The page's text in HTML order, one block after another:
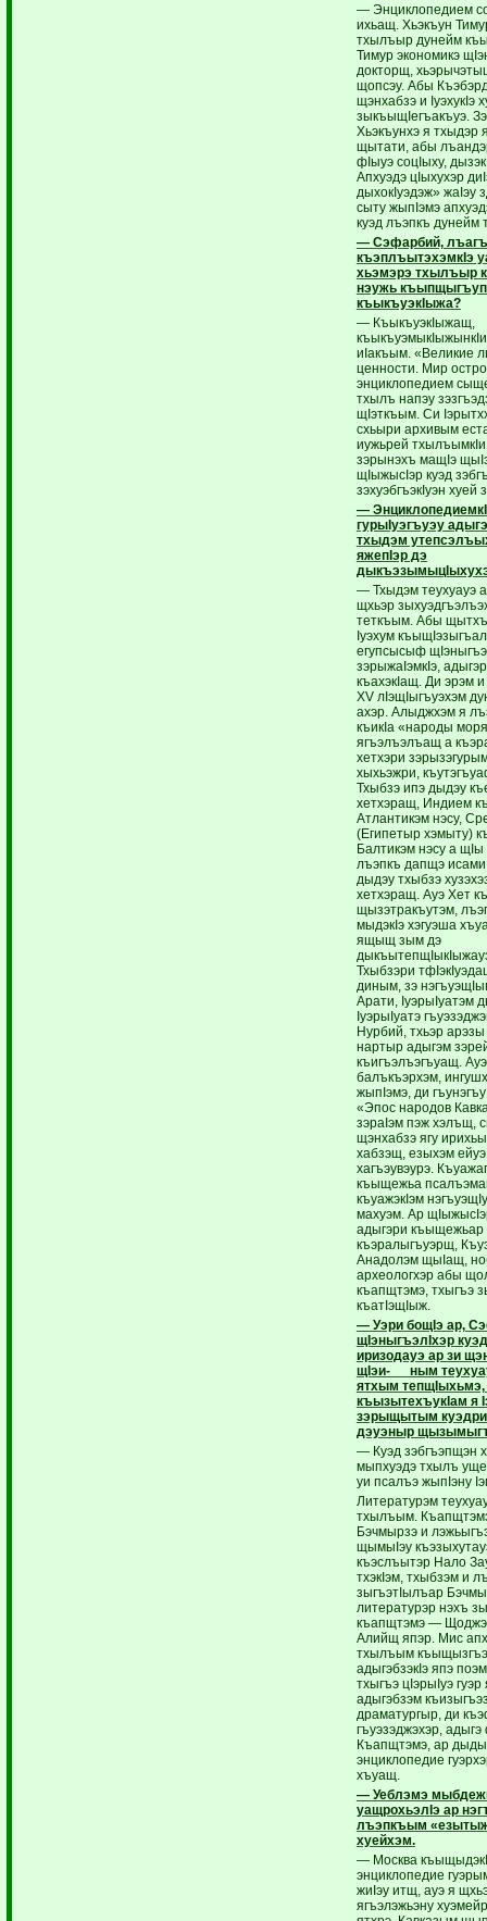
— Энциклопедием
ихьащ. Хьэкъун
тхылъыр дунейм
Тимур экономикэ
докторщ,
щопсэу. Абы
щэнхабзэ и IуэхукIэ
зыкъыщIегъакъуэ.
Хьэкъунхэ я тхыдэр
щытати, абы
фIыуэ соцIыху,
Апхуэдэ цIыхухэр
дыхокIуэдэж» жаIэу
сыту жыпIэмэ
куэд лъэпкъ дунейм
— Сэфарбий,
къэплъытэхэмкIэ
хьэмэрэ тхылъыр
нэужь
къыкъуэкIыжа?
— КъыкъуэкIыжащ,
иIакъым. «Великие
ценности. Мир
энциклопедием
тхылъ напэу
щIэткъым. Си
схьыри архивым
иужьрей
зэрынэхъ мащIэ
щIыжысIэр куэд
зэхуэбгъэкIуэн
—
гурыIуэгъуэу
тхыдэм
яжепIэр дэ
— Тхыдэм теухуауэ
щхьэр
теткъым. Абы
Iуэхум
егупсысыф
зэрыжаIэмкIэ,
къахэкIащ. Ди эрэм
ХV лIэщIыгъуэхэм
ахэр. Алыджхэм я
къикIа «народы
ягъэлъэлъащ а
хетхэри
хыхьэжри,
Тхыбзэ ипэ дыдэу
хетхэращ, Индием
Атлантикэм нэсу,
(Египетыр хэмыту)
Балтикэм нэсу а щIы
лъэпкъ дапщэ
дыдэу тхыбзэ
хетхэращ. Ауэ Хет
щызэтракъутэм,
мыдэкIэ хэгуэша
ящыщ зым дэ
Тхыбзэри
диным, зэ
Арати, IуэрыIуатэм
IуэрыIуатэ
Нурбий, тхьэр
нартыр адыгэм
къигъэлъэгъуащ.
балъкъэрхэм,
жыпIэмэ, ди
«Эпос народов
зэраIэм пэж хэлъщ,
щэнхабзэ ягу
хабзэщ, езыхэм ейуэ
хагъэувэурэ.
къыщежьа
къуажэкIэм
махуэм. Ар
адыгэри къыщежьар
къэралыгъуэрщ,
Анадолэм щыIащ,
археологхэр абы
къапщтэмэ, тхыгъэ
къатIэщIыж.
— Уэри бощIэ ар,
щIэныгъэлIхэр
иризодауэ ар зи
щIэи- ным
ятхым тепщIыхьмэ,
къызытехъукIам я
зэрыщытым
дэуэныр
— Куэд зэбгъэпщэн
мыпхуэдэ тхылъ
уи псалъэ жыпIэну
Литературэм
тхылъым.
Бэчмырзэ и
щымыIэу
къэслъытэр Нало
тхэкIэм, тхыбзэм и
зыгъэтIылъар
литературэр нэхъ
къапщтэмэ —
Алийщ япэр. Мис
тхылъым
адыгэбзэкIэ япэ
тхыгъэ цIэрыIуэ гуэр
адыгэбзэм
драматургыр, ди
гъуэзэджэхэр,
Къапщтэмэ, ар
энциклопедие
хъуащ.
— Уеблэмэ
уащрохьэлIэ ар
лъэпкъым
хуейхэм.
— Москва
энциклопедие
жиIэу итщ, ауэ я
ягъэлэжьэну